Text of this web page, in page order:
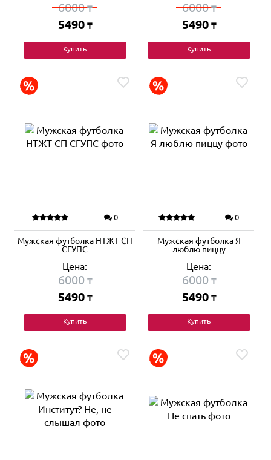
6000₸
5490 ₸
Купить
6000₸
5490 ₸
Купить
0
Мужская футболка НТЖТ СП
СГУПС
Цена:
6000₸
5490 ₸
Купить
0
Мужская футболка Я
люблю пиццу
Цена:
6000₸
5490 ₸
Купить